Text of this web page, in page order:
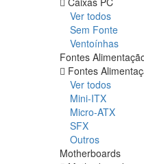
Ver todos
Sem Fonte
Ventoínhas
Fontes
Fontes
Ver todos
Mini-ITX
Micro-ATX
SFX
Outros
Motherboards